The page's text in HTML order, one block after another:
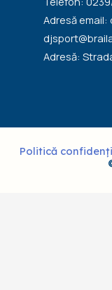
Adresă email:
Adresă:
Politică